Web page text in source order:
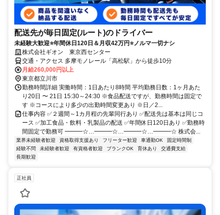
配送先が毎日固定(ルート)のドライバー
未経験大歓迎⭐年間休日120日＆月収42万円⭐ノルマ一切ナシ
株式会社ギオン 東京西センター
交通・アクセス 多摩モノレール「高松駅」から徒歩10分
月給260,000円以上
東京都立川市
勤務時間詳細 実働時間：1日あたり8時間 平均勤務日数：1ヶ月あた
り20日 〜 21日 15:30～24:30 ※食品配送ですが、勤務時間は固定で
す ※コースにより多少の出勤時間変更あり ※日／2...
仕事内容 ✅２週間～1カ月程の先輩同行あり ✅配送先は基本は同じコ
ース ✅加工食品・飲料・乳製品の配送 ✅年間休日120日あり ✅勤務時
間固定で勤務可 ━━━☆…━━━☆…━━━☆…━━━☆ 株式会...
業界未経験者歓迎 資格取得支援あり フリーター歓迎 車通勤OK
固定時間制
経験不問
未経験者歓迎 有資格者歓迎 ブランクOK 育休あり
交通費支給
長期歓迎
正社員